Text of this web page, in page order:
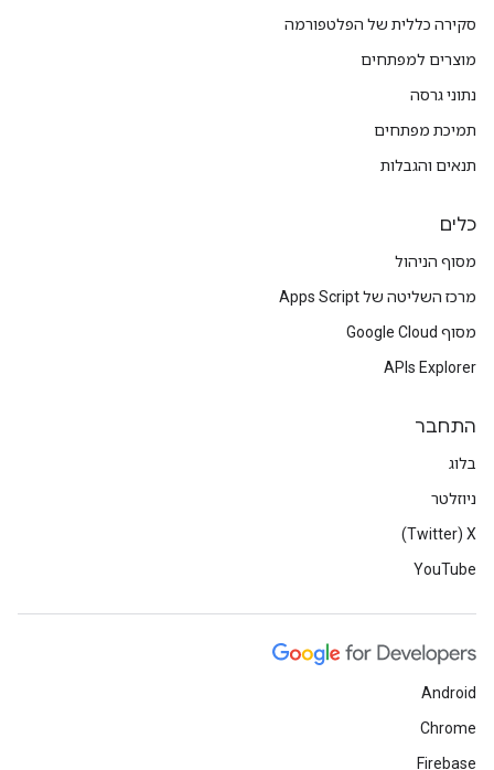
סקירה כללית של הפלטפורמה
מוצרים למפתחים
נתוני גרסה
תמיכת מפתחים
תנאים והגבלות
כלים
מסוף הניהול
מרכז השליטה של Apps Script
מסוף Google Cloud
APIs Explorer
התחבר
בלוג
ניוזלטר
X‏ (Twitter)
YouTube
Android
Chrome
Firebase